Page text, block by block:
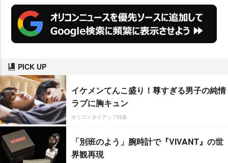
PICK UP
イケメンてんこ盛り！尊すぎる男子の純情
ラブに胸キュン
オリコンタイアップ特集
「別班のよう」腕時計で『VIVANT』の世
界観再現